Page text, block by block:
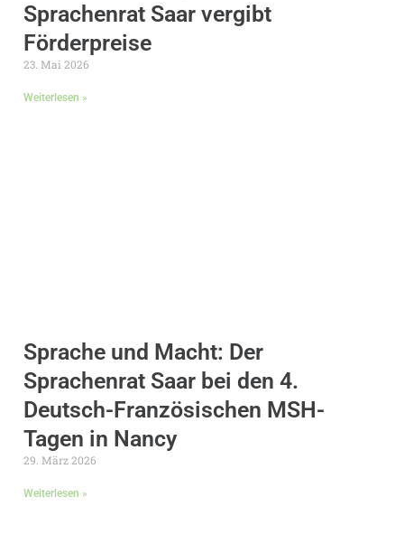
Sprachenrat Saar vergibt
Förderpreise
23. Mai 2026
Weiterlesen »
Sprache und Macht: Der
Sprachenrat Saar bei den 4.
Deutsch-Französischen MSH-
Tagen in Nancy
29. März 2026
Weiterlesen »